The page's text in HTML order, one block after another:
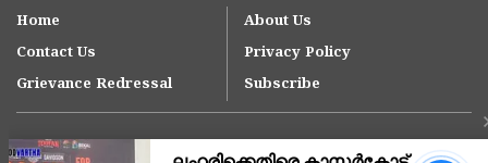
Home
About Us
Contact Us
Privacy Policy
Grievance Redressal
Subscribe